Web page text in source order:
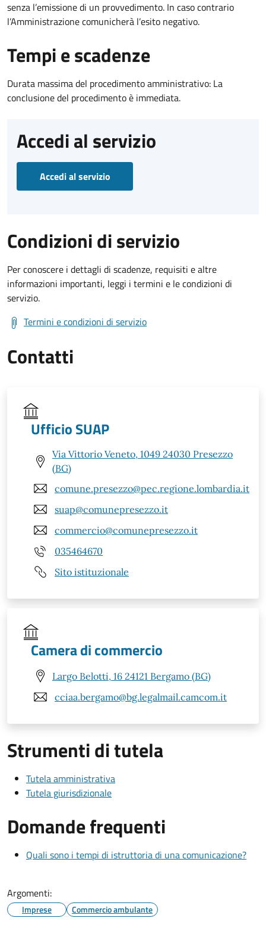
senza l’emissione di un provvedimento. In caso contrario
l’Amministrazione comunicherà l’esito negativo.
Tempi e scadenze
Durata massima del procedimento amministrativo: La
conclusione del procedimento è immediata.
Accedi al servizio
Accedi al servizio
Condizioni di servizio
Per conoscere i dettagli di scadenze, requisiti e altre
informazioni importanti, leggi i termini e le condizioni di
servizio.
Termini e condizioni di servizio
Contatti
Ufficio SUAP
Via Vittorio Veneto, 1049 24030 Presezzo
(BG)
comune.presezzo@pec.regione.lombardia.it
suap@comunepresezzo.it
commercio@comunepresezzo.it
035464670
Sito istituzionale
Camera di commercio
Largo Belotti, 16 24121 Bergamo (BG)
cciaa.bergamo@bg.legalmail.camcom.it
Strumenti di tutela
Tutela amministrativa
Tutela giurisdizionale
Domande frequenti
Quali sono i tempi di istruttoria di una comunicazione?
Argomenti:
Imprese Commercio ambulante